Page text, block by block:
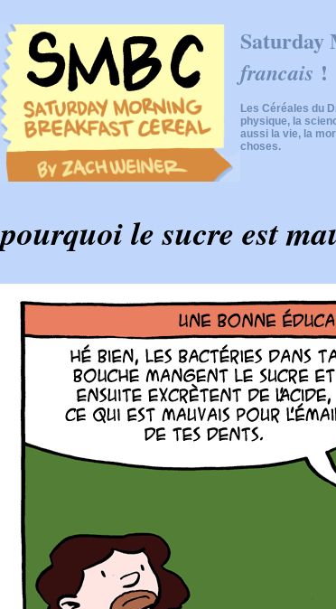
Saturday
francais !
Les Céréales du
physique, la
aussi la vie, la
choses.
pourquoi le sucre est